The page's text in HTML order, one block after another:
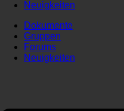
Neuigkeiten
Dokumente
Gruppen
Forums
Neuigkeiten